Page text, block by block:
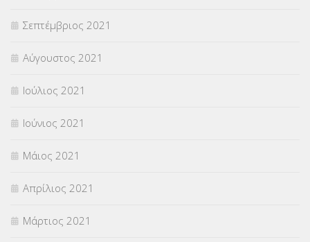
Σεπτέμβριος 2021
Αύγουστος 2021
Ιούλιος 2021
Ιούνιος 2021
Μάιος 2021
Απρίλιος 2021
Μάρτιος 2021